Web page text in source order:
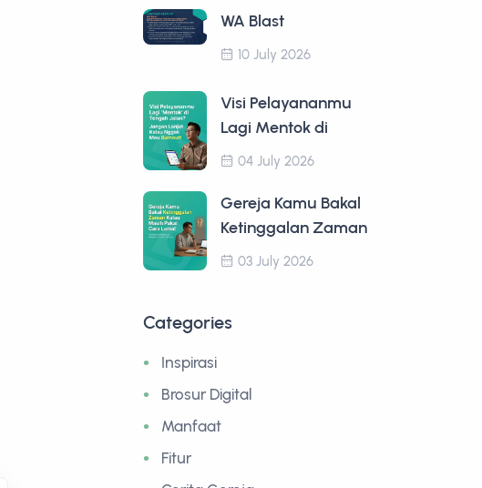
WA Blast
10 July 2026
Visi Pelayananmu
Lagi Mentok di
04 July 2026
Gereja Kamu Bakal
Ketinggalan Zaman
03 July 2026
Categories
Inspirasi
Brosur Digital
Manfaat
Fitur